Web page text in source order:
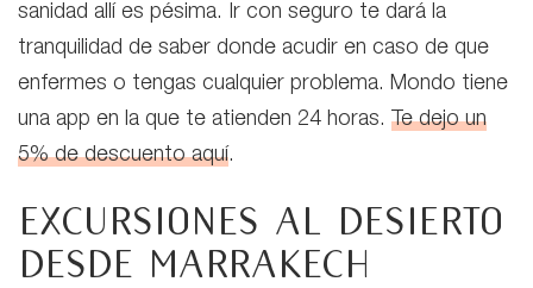
sanidad allí es pésima. Ir con seguro te dará la
tranquilidad de saber donde acudir en caso de que
enfermes o tengas cualquier problema. Mondo tiene
una app en la que te atienden 24 horas. Te dejo un
5% de descuento aquí.
Excursiones al desierto
desde Marrakech